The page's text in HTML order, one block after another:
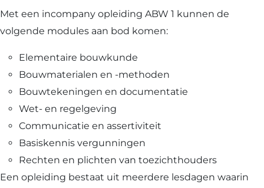
Met een incompany opleiding ABW 1 kunnen de
volgende modules aan bod komen:
Elementaire bouwkunde
Bouwmaterialen en -methoden
Bouwtekeningen en documentatie
Wet- en regelgeving
Communicatie en assertiviteit
Basiskennis vergunningen
Rechten en plichten van toezichthouders
Een opleiding bestaat uit meerdere lesdagen waarin